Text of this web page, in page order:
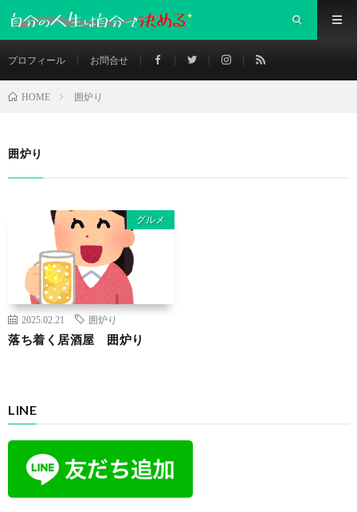
プロフィール お問合せ
HOME 囲炉り
囲炉り
グルメ
2025.02.21 囲炉り
落ち着く居酒屋 囲炉り
LINE